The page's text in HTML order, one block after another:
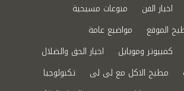
اخبار الفن
منوعات مسيحية
الموقع
مواضيع عامة
كمبيوتر وموبايل
اخبار الحق والضلال
مطبخ الاكل مع لى لى
تكنولوجيا